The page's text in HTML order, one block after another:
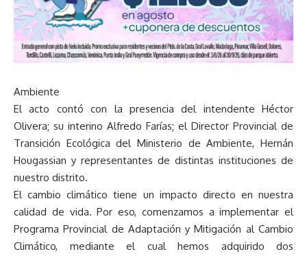
Ambiente
El acto contó con la presencia del intendente Héctor
Olivera; su interino Alfredo Farías; el Director Provincial de
Transición Ecológica del Ministerio de Ambiente, Hernán
Hougassian y representantes de distintas instituciones de
nuestro distrito.
El cambio climático tiene un impacto directo en nuestra
calidad de vida. Por eso, comenzamos a implementar el
Programa Provincial de Adaptación y Mitigación al Cambio
Climático, mediante el cual hemos adquirido dos